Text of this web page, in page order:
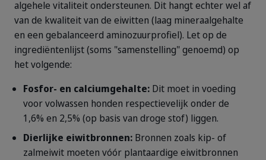
algehele vitaliteit ondersteunen. Dit hangt echter wel af
van de kwaliteit van de eiwitten (laag mineraalgehalte
en een gebalanceerd aminozuurprofiel). Let op de
ingrediëntenlijst (soms "samenstelling" genoemd) op
het volgende:
Fosfor- en calciumgehalte: Dit moet in voeding
voor volwassen honden respectievelijk onder de
1,6% en 2,5% (op basis van droge stof) liggen.
Dierlijke eiwitbronnen: Bronnen zoals kip- of
zalmeiwit moeten vóór plantaardige eiwitbronnen